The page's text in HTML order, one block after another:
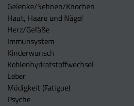
Gelenke/Sehnen/Knochen
Haut, Haare und Nägel
Herz/Gefäße
Immunsystem
Kinderwunsch
Kohlenhydratstoffwechsel
Leber
Müdigkeit (Fatigue)
Psyche